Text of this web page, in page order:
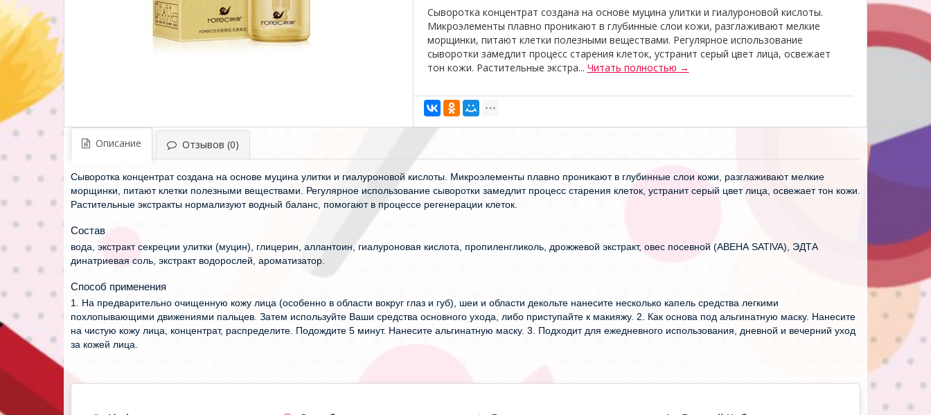
Сыворотка концентрат создана на основе муцина улитки и гиалуроновой кислоты.
Микроэлементы плавно проникают в глубинные слои кожи, разглаживают мелкие
морщинки, питают клетки полезными веществами. Регулярное использование
сыворотки замедлит процесс старения клеток, устранит серый цвет лица, освежает
тон кожи. Растительные экстра... Читать полностью →
Описание Отзывов (0)
Сыворотка концентрат создана на основе муцина улитки и гиалуроновой кислоты. Микроэлементы плавно проникают в глубинные слои кожи, разглаживают мелкие
морщинки, питают клетки полезными веществами. Регулярное использование сыворотки замедлит процесс старения клеток, устранит серый цвет лица, освежает тон кожи.
Растительные экстракты нормализуют водный баланс, помогают в процессе регенерации клеток.
Состав
вода, экстракт секреции улитки (муцин), глицерин, аллантоин, гиалуроновая кислота, пропиленгликоль, дрожжевой экстракт, овес посевной (АВЕНА SATlVA), ЭДТА
динатриевая соль, экстракт водорослей, ароматизатор.
Способ применения
1. На предварительно очищенную кожу лица (особенно в области вокруг глаз и губ), шеи и области декольте нанесите несколько капель средства легкими
похлопывающими движениями пальцев. Затем используйте Ваши средства основного ухода, либо приступайте к макияжу. 2. Как основа под альгинатную маску. Нанесите
на чистую кожу лица, концентрат, распределите. Подождите 5 минут. Нанесите альгинатную маску. 3. Подходит для ежедневного использования, дневной и вечерний уход
за кожей лица.